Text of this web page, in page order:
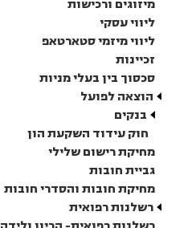
מיזוגים ורכישות
ליווי עסקי
ליווי מיזמי סטארטאפ
זכיינות
סכסוך בין בעלי מניות
הוצאה לפועל
בנקים
חוק עידוד השקעת הון
מחיקת רישום שלילי
גביית חובות
מחיקת חובות והסדרי חובות
רשלנות רפואית